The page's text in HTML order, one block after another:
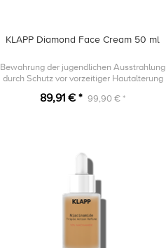
KLAPP Diamond Face Cream 50 ml
Bewahrung der jugendlichen Ausstrahlung
durch Schutz vor vorzeitiger Hautalterung
89,91 € * 99,90 € *